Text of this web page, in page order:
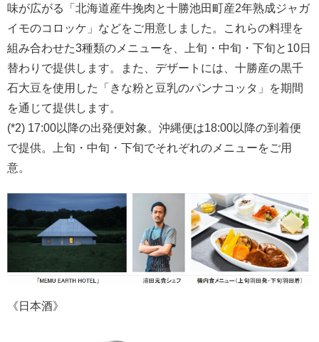
味が広がる「北海道産牛挽肉と十勝池田町産2年熟成ジャガ
イモのコロッケ」などをご用意しました。これらの料理を
組み合わせた3種類のメニューを、上旬・中旬・下旬と10日
替わりで提供します。また、デザートには、十勝産の黒千
石大豆を使用した「きな粉と豆乳のパンナコッタ」を期間
を通じて提供します。
(*2) 17:00以降の出発便対象。沖縄便は18:00以降の到着便
で提供。上旬・中旬・下旬でそれぞれのメニューをご用
意。
《日本酒》